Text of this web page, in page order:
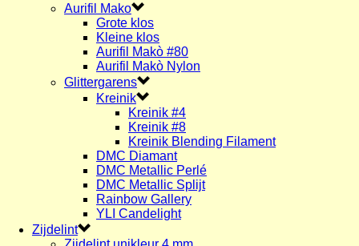
Aurifil Mako
Grote klos
Kleine klos
Aurifil Makò #80
Aurifil Makò Nylon
Glittergarens
Kreinik
Kreinik #4
Kreinik #8
Kreinik Blending Filament
DMC Diamant
DMC Metallic Perlé
DMC Metallic Splijt
Rainbow Gallery
YLI Candelight
Zijdelint